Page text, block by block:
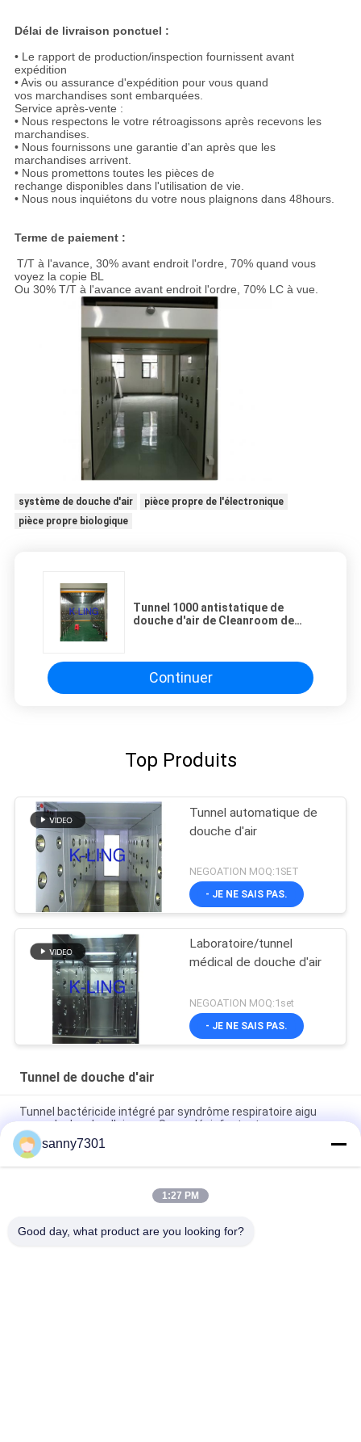
Délai de livraison ponctuel :
• Le rapport de production/inspection fournissent avant
expédition
• Avis ou assurance d'expédition pour vous quand
vos marchandises sont embarquées.
Service après-vente :
• Nous respectons le votre rétroagissons après recevons les
marchandises.
• Nous fournissons une garantie d'an après que les
marchandises arrivent.
• Nous promettons toutes les pièces de
rechange disponibles dans l'utilisation de vie.
• Nous nous inquiétons du votre nous plaignons dans 48hours.
Terme de paiement :
T/T à l'avance, 30% avant endroit l'ordre, 70% quand vous
voyez la copie BL
Ou 30% T/T à l'avance avant endroit l'ordre, 70% LC à vue.
système de douche d'air
pièce propre de l'électronique
pièce propre biologique
Tunnel 1000 antistatique de
douche d'air de Cleanroom de
Continuer
Top Produits
Tunnel automatique de
douche d'air
NEGOATION MOQ:1SET
- JE NE SAIS PAS.
Laboratoire/tunnel
médical de douche d'air
NEGOATION MOQ:1set
- JE NE SAIS PAS.
Tunnel de douche d'air
Tunnel bactéricide intégré par syndrôme respiratoire aigu
grave de douche d'air avec Spary désinfectant
Personnalisable à trois d'induction de porte de marchandises
d'air de tunnel automatique de douche
La cabine de douche automatique d'air de porte coulissante
sanny7301
1:27 PM
Good day, what product are you looking for?